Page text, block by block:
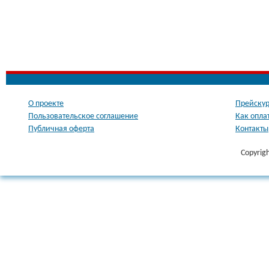
О проекте
Пользовательское соглашение
Публичная оферта
Как
Контакты